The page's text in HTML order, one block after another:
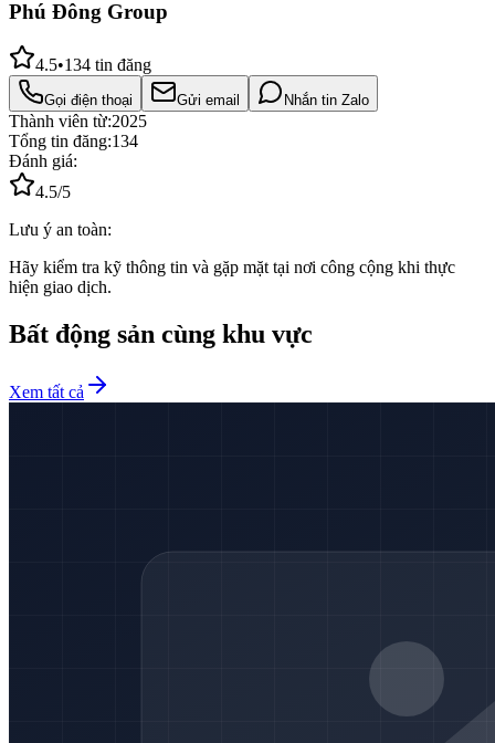
Phú Đông Group
4.5•134 tin đăng
Gọi điện thoại Gửi email Nhắn tin Zalo
Thành viên từ:2025
Tổng tin đăng:134
Đánh giá:
4.5/5
Lưu ý an toàn:
Hãy kiểm tra kỹ thông tin và gặp mặt tại nơi công cộng khi thực
hiện giao dịch.
Bất động sản cùng khu vực
Xem tất cả